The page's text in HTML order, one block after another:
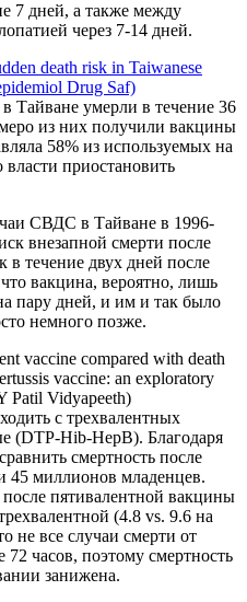
7 дней, а также между
через 7-14 дней.
death risk in Taiwanese
Drug Saf)
Тайване умерли в течение 36
из них получили вакцины
58% из используемых на
приостановить
СВДС в Тайване в 1996-
внезапной смерти после
течение двух дней после
вакцина, вероятно, лишь
пару дней, и им и так было
немного позже.
vaccine compared with death
vaccine: an exploratory
Patil Vidyapeeth)
с трехвалентных
(DTP-Hib-HepB). Благодаря
смертность после
45 миллионов младенцев.
пятивалентной вакцины
(4.8 vs. 9.6 на
не все случаи смерти от
часов, поэтому смертность
занижена.